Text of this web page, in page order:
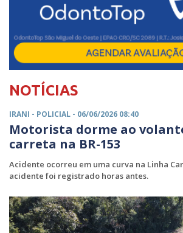
NOTÍCIAS
IRANI - POLICIAL - 06/06/2026 08:40
Motorista dorme ao
carreta na BR-153
Acidente ocorreu em uma curva na Linha
acidente foi registrado horas antes.